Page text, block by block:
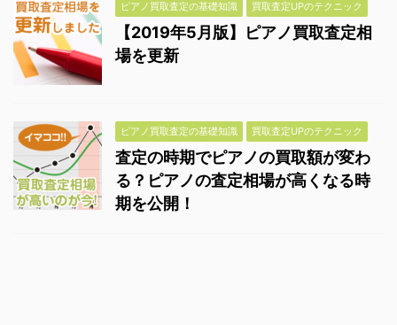
ピアノ買取査定の基礎知識 買取査定UPのテクニック
【2019年5月版】ピアノ買取査定相
場を更新
ピアノ買取査定の基礎知識 買取査定UPのテクニック
査定の時期でピアノの買取額が変わ
る？ピアノの査定相場が高くなる時
期を公開！